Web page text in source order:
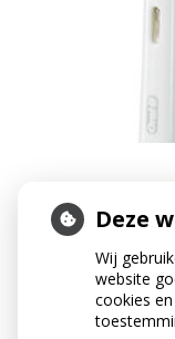
Deze
Wij
website
cookies